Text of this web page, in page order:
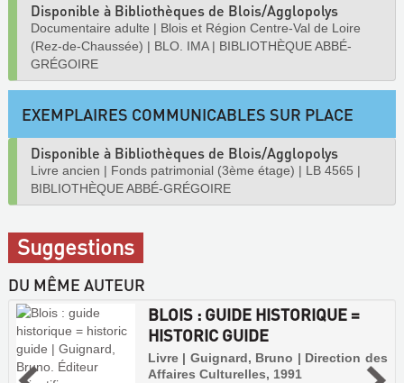
Disponible à Bibliothèques de Blois/Agglopolys
Documentaire adulte | Blois et Région Centre-Val de Loire
(Rez-de-Chaussée) | BLO. IMA| BIBLIOTHÈQUE ABBÉ-
GRÉGOIRE
EXEMPLAIRES COMMUNICABLES SUR PLACE
Disponible à Bibliothèques de Blois/Agglopolys
Livre ancien | Fonds patrimonial (3ème étage) | LB 4565 |
BIBLIOTHÈQUE ABBÉ-GRÉGOIRE
Suggestions
DU MÊME AUTEUR
BLOIS : GUIDE HISTORIQUE =
HISTORIC GUIDE
Livre | Guignard, Bruno | Direction des
Affaires Culturelles, 1991